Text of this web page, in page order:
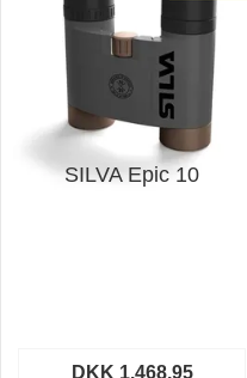
SILVA Epic 10
DKK 1.468,95